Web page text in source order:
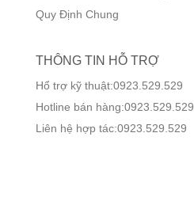
Quy Định Chung
THÔNG TIN HỖ TRỢ
Hổ trợ kỹ thuật:0923.529.529
Hotline bán hàng:0923.529.529
Liên hệ hợp tác:0923.529.529